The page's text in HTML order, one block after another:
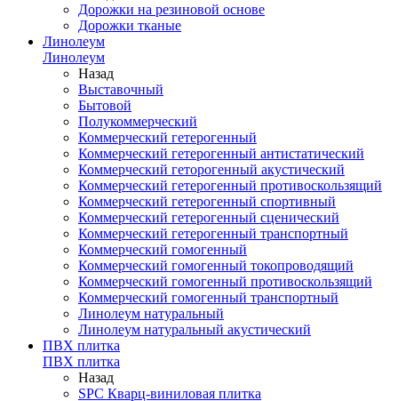
Дорожки на резиновой основе
Дорожки тканые
Линолеум
Линолеум
Назад
Выставочный
Бытовой
Полукоммерческий
Коммерческий гетерогенный
Коммерческий гетерогенный антистатический
Коммерческий геторогенный акустический
Коммерческий гетерогенный противоскользящий
Коммерческий гетерогенный спортивный
Коммерческий гетерогенный сценический
Коммерческий гетерогенный транспортный
Коммерческий гомогенный
Коммерческий гомогенный токопроводящий
Коммерческий гомогенный противоскользящий
Коммерческий гомогенный транспортный
Линолеум натуральный
Линолеум натуральный акустический
ПВХ плитка
ПВХ плитка
Назад
SPC Кварц-виниловая плитка